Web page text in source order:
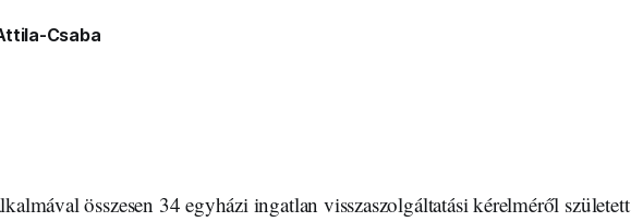
Csaba
összesen 34 egyházi ingatlan visszaszolgáltatási kérelméről született